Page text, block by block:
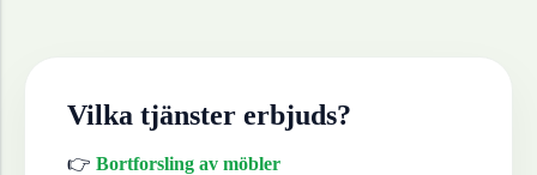
Vilka tjänster erbjuds?
👉 Bortforsling av möbler